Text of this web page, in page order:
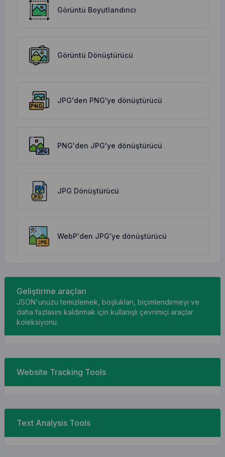
Görüntü Boyutlandırıcı
Görüntü Dönüştürücü
JPG'den PNG'ye dönüştürücü
PNG'den JPG'ye dönüştürücü
JPG Dönüştürücü
WebP'den JPG'ye dönüştürücü
Geliştirme araçları
JSON'unuzu temizlemek, boşlukları, biçimlendirmeyi ve
daha fazlasını kaldırmak için kullanışlı çevrimiçi araçlar
koleksiyonu.
Website Tracking Tools
Text Analysis Tools